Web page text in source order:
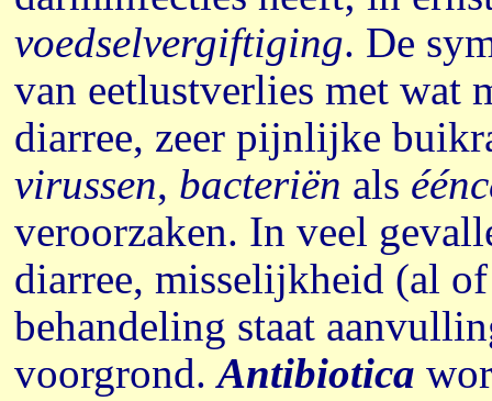
voedselvergiftiging. De
van eetlustverlies met wat
diarree, zeer pijnlijke
virussen, bacteriën als
veroorzaken. In veel
diarree, misselijkheid (al
behandeling staat
voorgrond.Antibiotica